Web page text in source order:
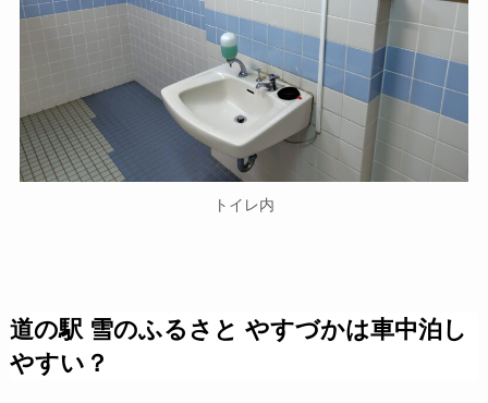
トイレ内
道の駅 雪のふるさと やすづかは車中泊し
やすい？